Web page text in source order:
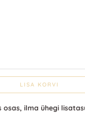
LISA KORVI
osas, ilma ühegi